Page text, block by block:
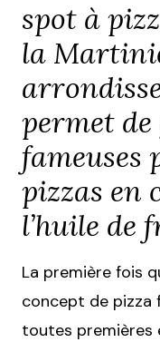
spot à
la
permet
fameuses
pizzas en
l’huile de
La première fois
concept de pizza
toutes premières